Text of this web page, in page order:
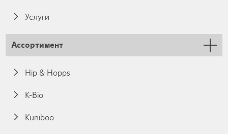
Услуги
Ассортимент
Hip & Hopps
K-Bio
Kuniboo